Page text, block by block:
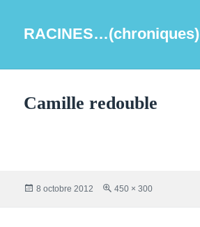
RACINES…(chroniques)
Camille redouble
Publié
8 octobre 2012
Taille
450 × 300